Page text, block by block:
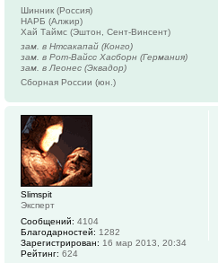
Шинник (Россия)
НАРБ (Алжир)
Хай Таймс (Эштон, Сент-Винсент)
зам. в Нтсакапай (Конго)
зам. в Рот-Вайсс Хасборн (Германия)
зам. в Леонес (Эквадор)
Сборная России (юн.)
Slimspit
Эксперт
Сообщений: 4104
Благодарностей: 1282
Зарегистрирован: 16 мар 2013, 20:34
Рейтинг: 624